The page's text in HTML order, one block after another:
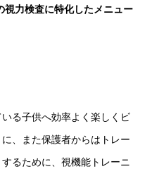
視力検査に特化したメニュー
る子供へ効率よく楽しくビ
、また保護者からはトレー
るために、視機能トレーニ